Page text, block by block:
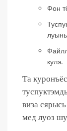
Фон
кулэ.
Та
виза
мед луоз